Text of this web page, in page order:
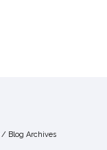
/ Blog Archives